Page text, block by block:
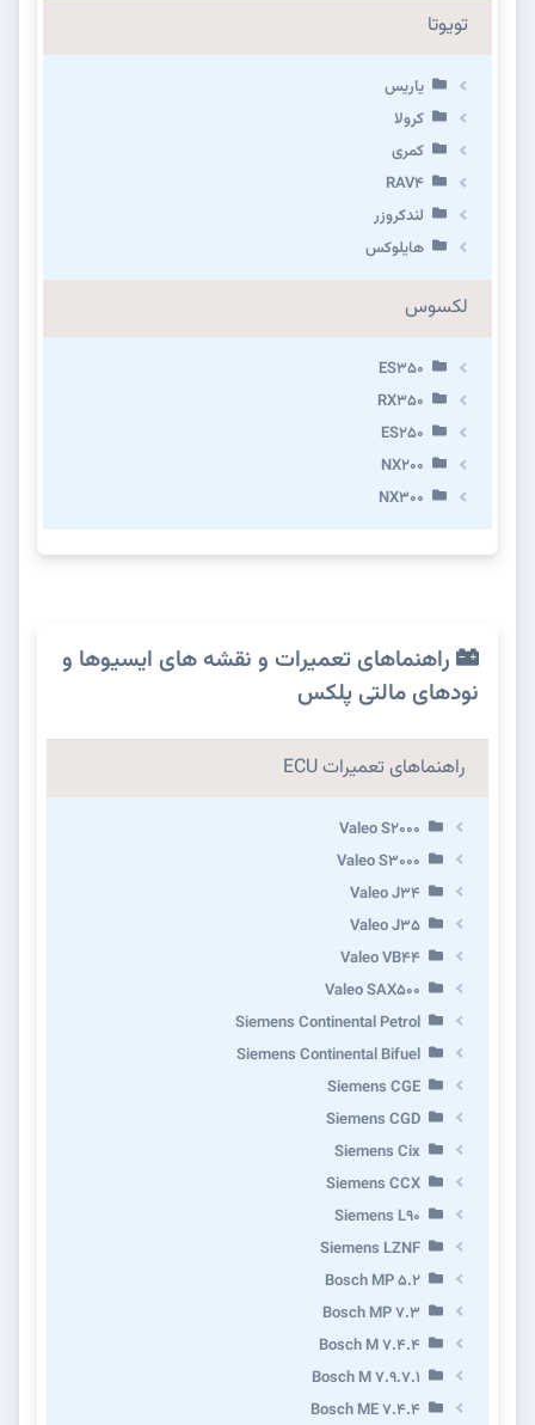
تویوتا
یاریس
کرولا
کمری
RAV4
لندکروزر
هایلوکس
لکسوس
ES350
RX350
ES250
NX200
NX300
راهنماهای تعمیرات و نقشه های ایسیوها و
نودهای مالتی پلکس
راهنماهای تعمیرات ECU
Valeo S2000
Valeo S3000
Valeo J34
Valeo J35
Valeo VB44
Valeo SAX500
Siemens Continental Petrol
Siemens Continental Bifuel
Siemens CGE
Siemens CGD
Siemens Cix
Siemens CCX
Siemens L90
Siemens LZNF
Bosch MP 5.2
Bosch MP 7.3
Bosch M 7.4.4
Bosch M 7.9.7.1
Bosch ME 7.4.4